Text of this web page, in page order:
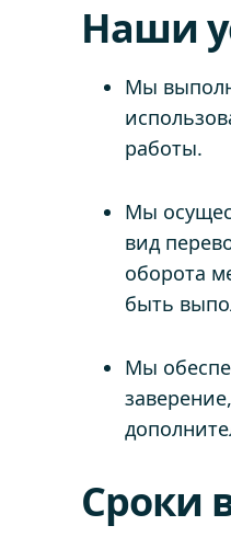
Наши
Мы
работы.
Мы
вид
оборота
быть
Мы
Сроки